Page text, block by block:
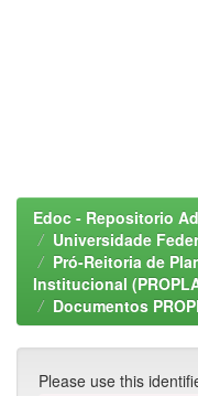
Edoc - Repositorio
Universidade
Pró-Reitoria de
Institucional
Documentos
Please use this